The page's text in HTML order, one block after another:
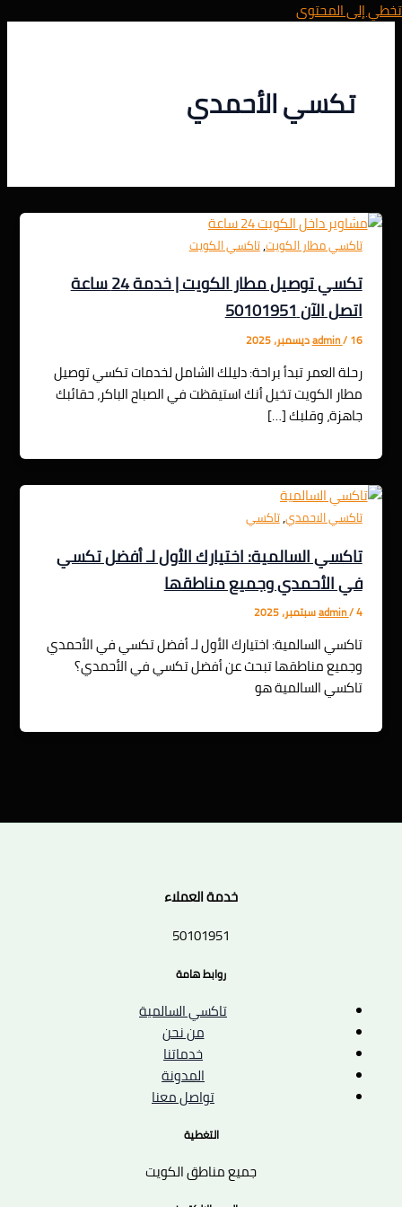
تخطي إلى المحتوى
تكسي الأحمدي
تاكسي مطار الكويت,تاكسي الكويت
تكسي توصيل مطار الكويت | خدمة 24 ساعة
اتصل الآن 50101951
admin/16 ديسمبر، 2025
رحلة العمر تبدأ براحة: دليلك الشامل لخدمات تكسي توصيل
مطار الكويت تخيل أنك استيقظت في الصباح الباكر، حقائبك
جاهزة، وقلبك […]
تاكسي الاحمدي,تاكسي
تاكسي السالمية: اختيارك الأول لـ أفضل تكسي
في الأحمدي وجميع مناطقها
admin/4 سبتمبر، 2025
تاكسي السالمية: اختيارك الأول لـ أفضل تكسي في الأحمدي
وجميع مناطقها تبحث عن أفضل تكسي في الأحمدي؟
تاكسي السالمية هو
خدمة العملاء
50101951
روابط هامة
تاكسي السالمية
من نحن
خدماتنا
المدونة
تواصل معنا
التغطية
جميع مناطق الكويت